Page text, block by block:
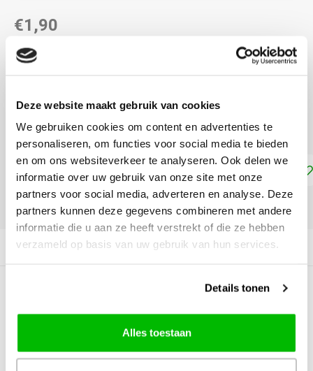
Deze website maakt gebruik van cookies
We gebruiken cookies om content en advertenties te
personaliseren, om functies voor social media te bieden
en om ons websiteverkeer te analyseren. Ook delen we
informatie over uw gebruik van onze site met onze
partners voor social media, adverteren en analyse. Deze
partners kunnen deze gegevens combineren met andere
informatie die u aan ze heeft verstrekt of die ze hebben
verzameld op basis van uw gebruik van hun services.
Details tonen
Alles toestaan
€1,90
DIRECT LEVERBAAR
"DMC COLOUR VARIATIONS" OF "DMC LIGHT
EFFECTS " KOOPT, ONTVANG JE EEN KORTING VAN
100% OP HET LAAGSTGEPRIJSDE PRODUCT.
Toevoegen aan winkelwagen
DELEN:
Productomschrijving